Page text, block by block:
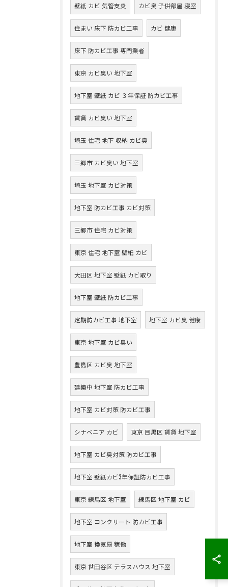
壁紙 カビ 気管支炎 カビ臭 子供部屋 寝室
住まい 床下 防カビ工事 カビ 健康
床下 防カビ工事 専門業者
東京 カビ臭い 地下室
地下室 壁紙 カビ ３年保証 防カビ工事
賃貸 カビ臭い 地下室
埼玉 住宅 地下 収納 カビ臭
三郷市 カビ臭い 地下室
埼玉 地下室 カビ対策
地下室 防カビ工事 カビ対策
三郷市 住宅 カビ対策
東京 住宅 地下室 壁紙 カビ
大田区 地下室 壁紙 カビ取り
地下室 壁紙 防カビ工事
定期防カビ工事 地下室 地下室 カビ臭 健康
東京 地下室 カビ臭い
豊島区 カビ臭 地下室
建築中 地下室 防カビ工事
地下室 カビ対策 防カビ工事
シナベニア カビ 東京 目黒区 賃貸 地下室
地下室 カビ臭対策 防カビ工事
地下室 壁紙カビ3年保証防カビ工事
東京 練馬区 地下室 練馬区 地下室 カビ
地下室 コンクリート 防カビ工事
地下室 換気扇 稼働
東京 世田谷区 テラスハウス 地下室